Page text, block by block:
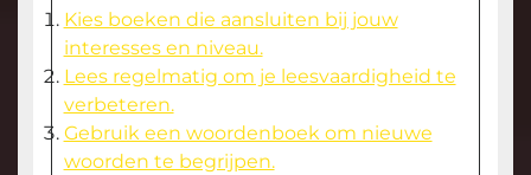
Kies boeken die aansluiten bij jouw
interesses en niveau.
Lees regelmatig om je leesvaardigheid te
verbeteren.
Gebruik een woordenboek om nieuwe
woorden te begrijpen.